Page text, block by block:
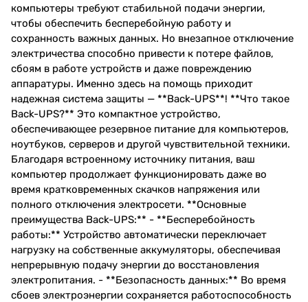
компьютеры требуют стабильной подачи энергии,
чтобы обеспечить бесперебойную работу и
сохранность важных данных. Но внезапное отключение
электричества способно привести к потере файлов,
сбоям в работе устройств и даже повреждению
аппаратуры. Именно здесь на помощь приходит
надежная система защиты — **Back-UPS**! **Что такое
Back-UPS?** Это компактное устройство,
обеспечивающее резервное питание для компьютеров,
ноутбуков, серверов и другой чувствительной техники.
Благодаря встроенному источнику питания, ваш
компьютер продолжает функционировать даже во
время кратковременных скачков напряжения или
полного отключения электросети. **Основные
преимущества Back-UPS:** - **Бесперебойность
работы:** Устройство автоматически переключает
нагрузку на собственные аккумуляторы, обеспечивая
непрерывную подачу энергии до восстановления
электропитания. - **Безопасность данных:** Во время
сбоев электроэнергии сохраняется работоспособность